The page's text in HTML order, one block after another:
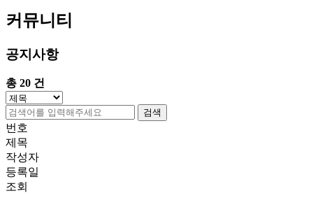
커뮤니티
공지사항
총 20 건
검색
번호
제목
작성자
등록일
조회